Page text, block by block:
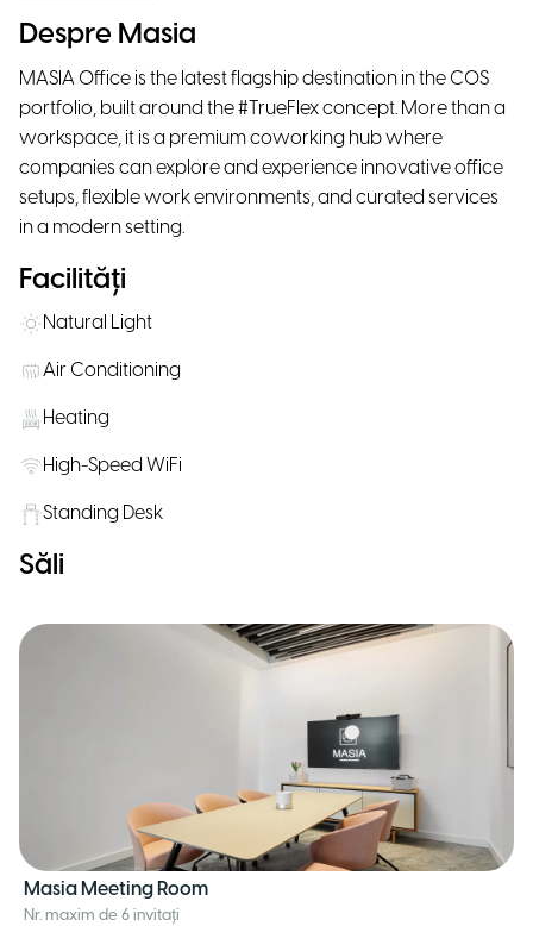
Despre Masia
MASIA Office is the latest flagship destination in the COS
portfolio, built around the #TrueFlex concept. More than a
workspace, it is a premium coworking hub where
companies can explore and experience innovative office
setups, flexible work environments, and curated services
in a modern setting.
Facilități
Natural Light
Air Conditioning
Heating
High-Speed WiFi
Standing Desk
Săli
Masia Meeting Room
Nr. maxim de 6 invitați